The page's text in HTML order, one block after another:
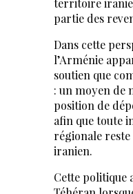
territoire
partie des
Dans cette
l’Arménie
soutien que
: un moyen de
position de
afin que toute
régionale
iranien.
Cette politique